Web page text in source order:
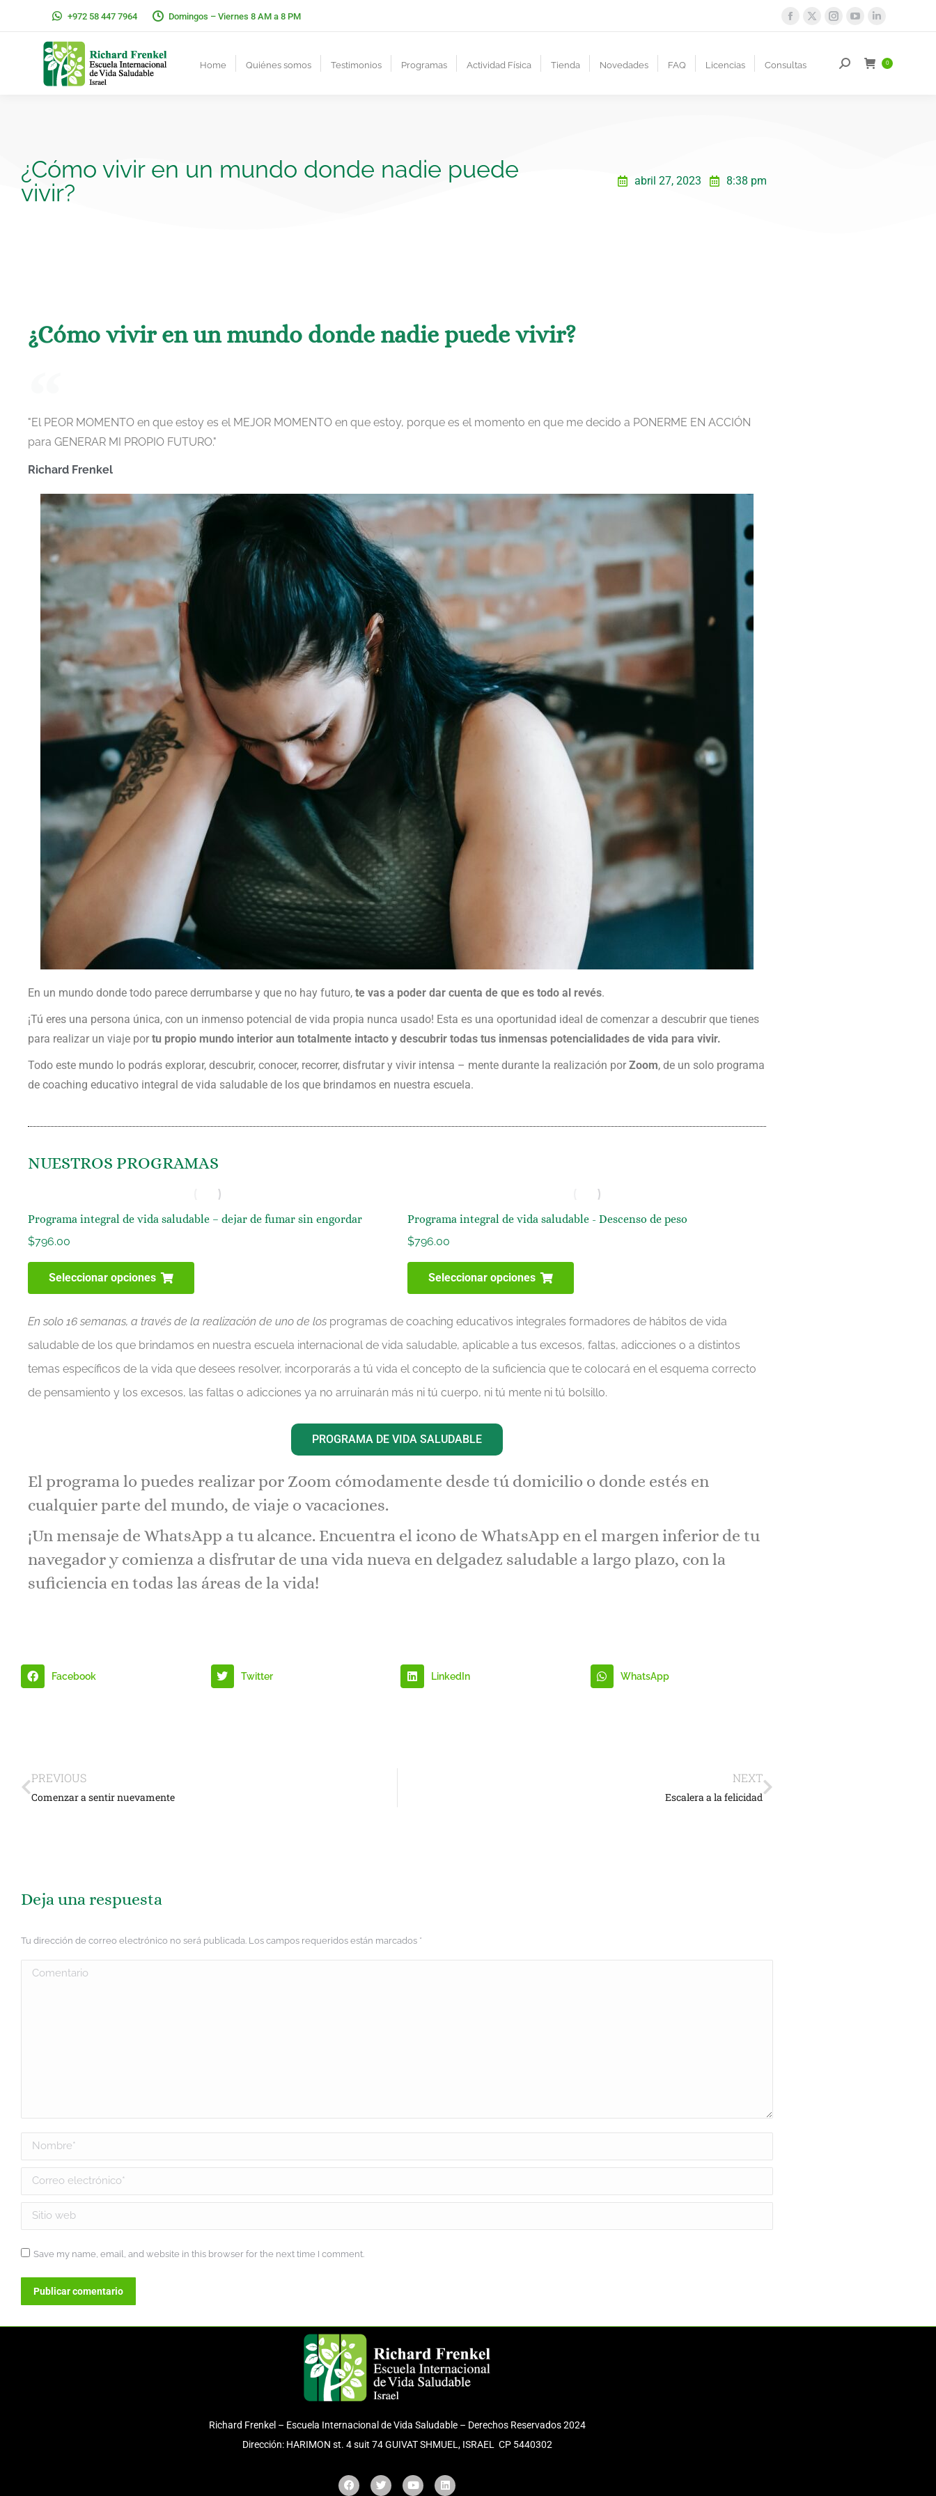
+972 58 447 7964 Domingos – Viernes 8 AM a 8 PM
Home Quiénes somos Testimonios Programas Actividad Física Tienda Novedades FAQ Licencias Consultas 0
¿Cómo vivir en un mundo donde nadie puede
vivir?
abril 27, 2023 8:38 pm
¿Cómo vivir en un mundo donde nadie puede vivir?
"El PEOR MOMENTO en que estoy es el MEJOR MOMENTO en que estoy, porque es el momento en que me decido a PONERME EN ACCIÓN
para GENERAR MI PROPIO FUTURO."
Richard Frenkel
En un mundo donde todo parece derrumbarse y que no hay futuro, te vas a poder dar cuenta de que es todo al revés.
¡Tú eres una persona única, con un inmenso potencial de vida propia nunca usado! Esta es una oportunidad ideal de comenzar a descubrir que tienes
para realizar un viaje por tu propio mundo interior aun totalmente intacto y descubrir todas tus inmensas potencialidades de vida para vivir.
Todo este mundo lo podrás explorar, descubrir, conocer, recorrer, disfrutar y vivir intensa – mente durante la realización por Zoom, de un solo programa
de coaching educativo integral de vida saludable de los que brindamos en nuestra escuela.
NUESTROS PROGRAMAS
Programa integral de vida saludable – dejar de fumar sin engordar
$796.00
Seleccionar opciones
Programa integral de vida saludable - Descenso de peso
$796.00
Seleccionar opciones
En solo 16 semanas, a través de la realización de uno de los programas de coaching educativos integrales formadores de hábitos de vida
saludable de los que brindamos en nuestra escuela internacional de vida saludable, aplicable a tus excesos, faltas, adicciones o a distintos
temas específicos de la vida que desees resolver, incorporarás a tú vida elconcepto de la suficiencia que te colocará en elesquema correcto
de pensamiento y los excesos, las faltas o adicciones ya no arruinarán más ni tú cuerpo, ni tú mente ni tú bolsillo.
PROGRAMA DE VIDA SALUDABLE
El programa lo puedes realizar por Zoom cómodamente desde tú domicilio o donde estés en
cualquier parte del mundo, de viaje o vacaciones.
¡Un mensaje de WhatsApp a tu alcance. Encuentra el icono de WhatsApp en el margen inferior de tu
navegador y comienza a disfrutar de una vida nueva en delgadez saludable a largo plazo, con la
suficiencia en todas las áreas de la vida!
Facebook Twitter LinkedIn WhatsApp
PREVIOUS
Comenzar a sentir nuevamente
NEXT
Escalera a la felicidad
Deja una respuesta
Tu dirección de correo electrónico no será publicada. Los campos requeridos están marcados *
Comentario
Nombre *
Correo electrónico *
Sitio web
Save my name, email, and website in this browser for the next time I comment.
Publicar comentario
Richard Frenkel – Escuela Internacional de Vida Saludable – Derechos Reservados 2024
Dirección: HARIMON st. 4 suit 74 GUIVAT SHMUEL, ISRAEL CP 5440302